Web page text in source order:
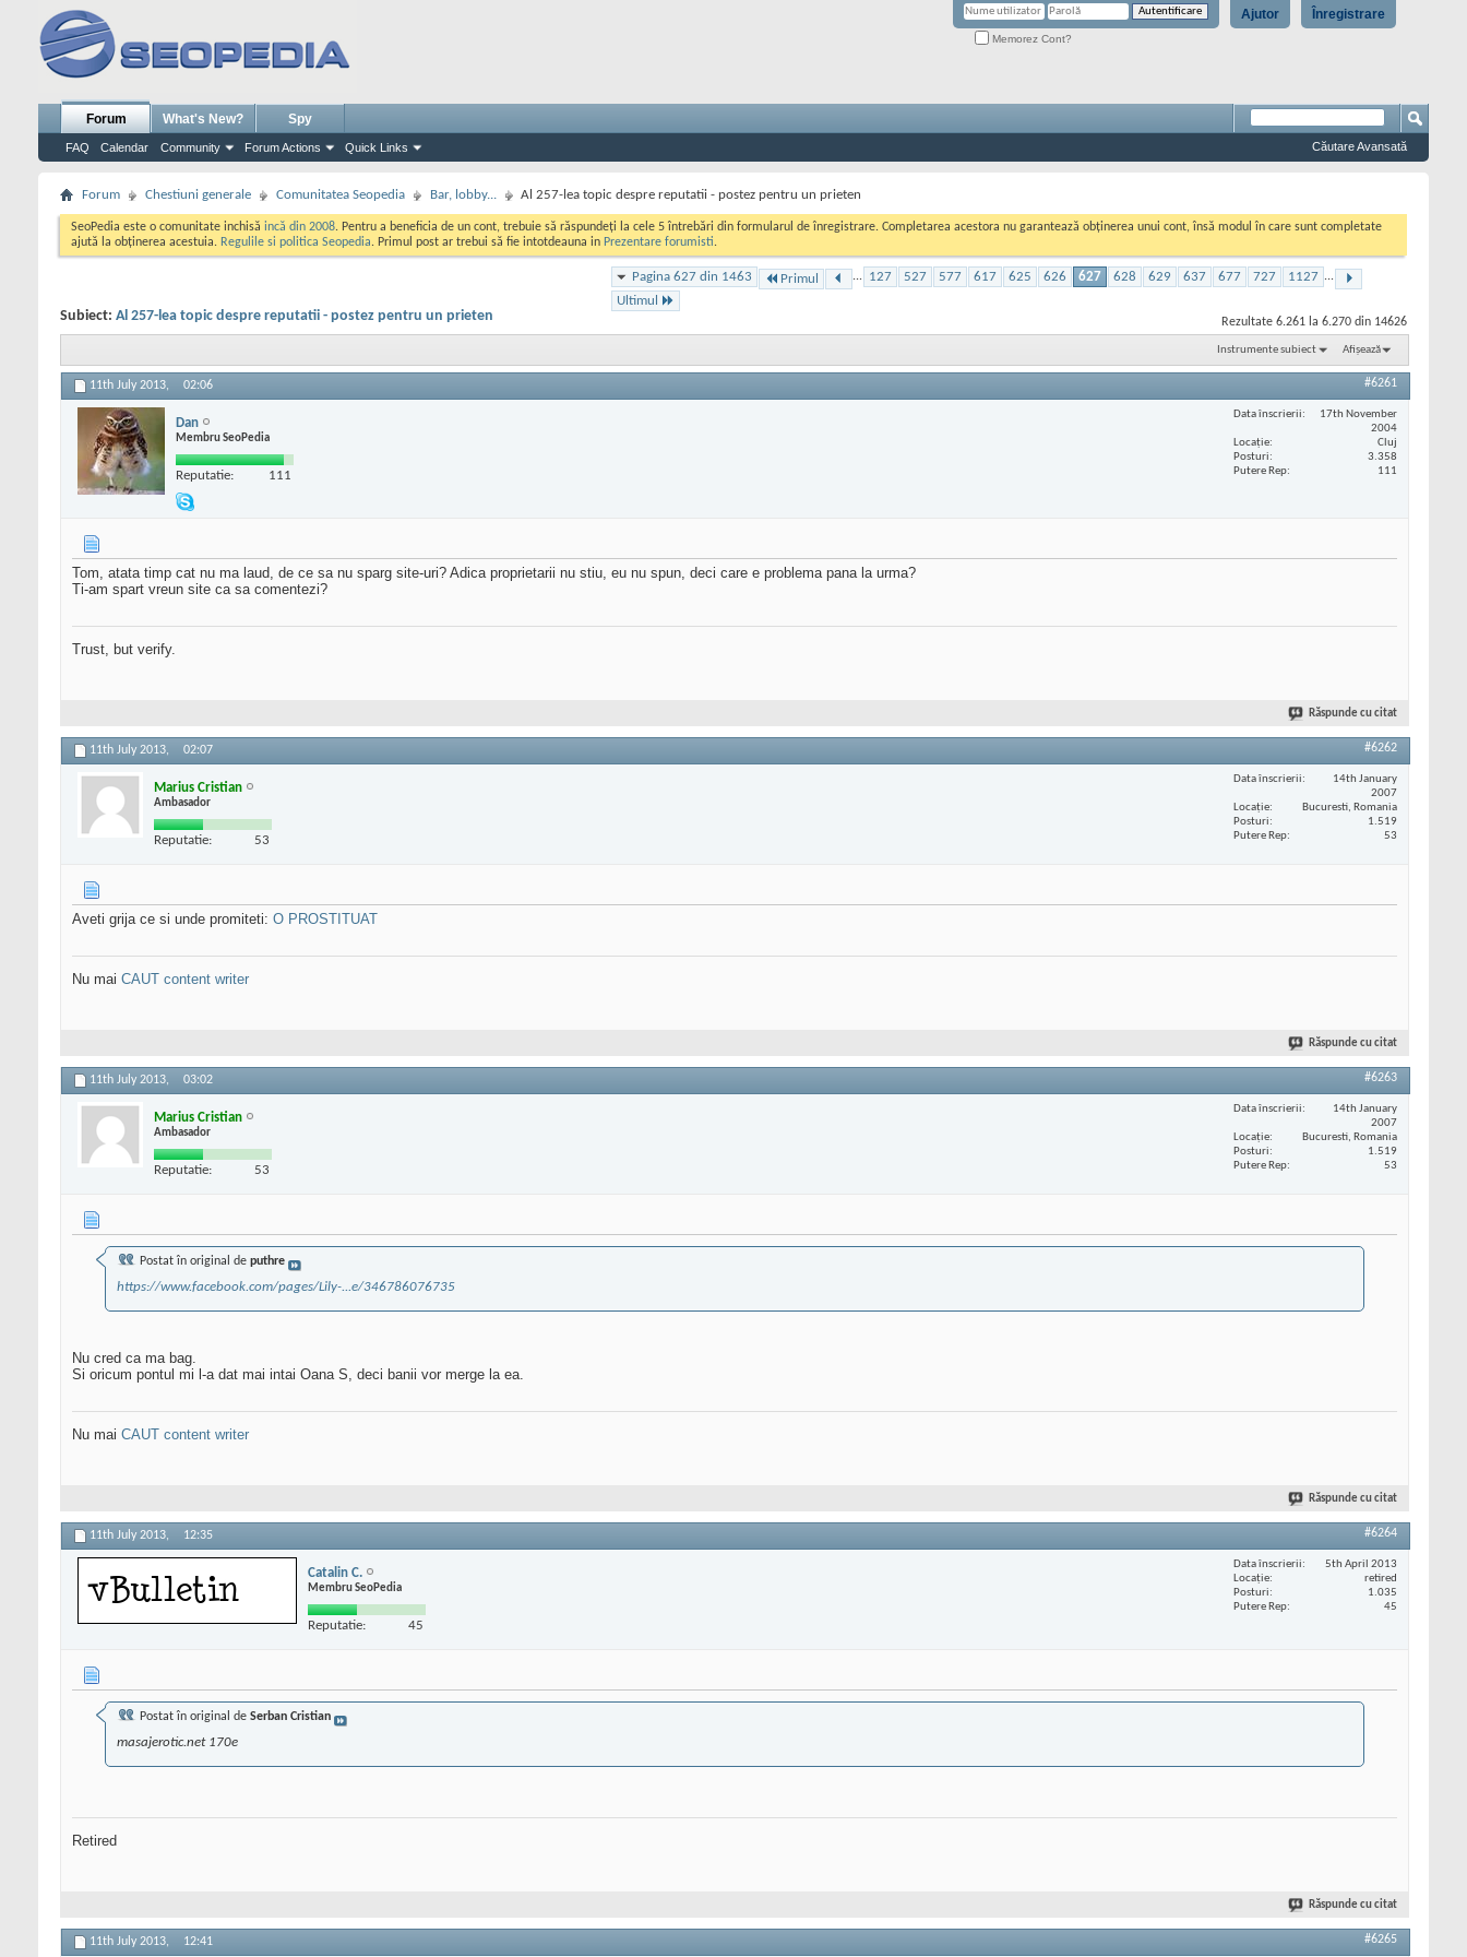
Înregistrare
Ajutor
Memorez Cont?
Forum
FAQ Calendar Community Forum Actions Quick Links
What's New? Spy
Căutare Avansată
Forum Chestiuni generale Comunitatea Seopedia Bar, lobby... Al 257-lea topic despre reputatii - postez pentru un prieten
SeoPedia este o comunitate inchisă incă din 2008. Pentru a beneficia de un cont, trebuie să răspundeți la cele 5 întrebări din formularul de înregistrare. Completarea acestora nu garantează obținerea unui cont, însă modul în care sunt completate
ajută la obținerea acestuia. Regulile si politica Seopedia. Primul post ar trebui să fie intotdeauna in Prezentare forumisti.
Pagina 627 din 1463 Primul ... 127 527 577 617 625 626 627 628 629 637 677 727 1127 ...
Ultimul
Rezultate 6.261 la 6.270 din 14626
Subiect: Al 257-lea topic despre reputatii - postez pentru un prieten
Instrumente subiect Afișează
11th July 2013, 02:06 #6261
Dan
Membru SeoPedia
Reputatie: 111
Data înscrierii
17th November
2004
Locaţie
Cluj
Posturi
3.358
Putere Rep
111
Tom, atata timp cat nu ma laud, de ce sa nu sparg site-uri? Adica proprietarii nu stiu, eu nu spun, deci care e problema pana la urma?
Ti-am spart vreun site ca sa comentezi?
Trust, but verify.
Răspunde cu citat
11th July 2013, 02:07 #6262
Marius Cristian
Ambasador
Reputatie: 53
Data înscrierii
14th January
2007
Locaţie
Bucuresti, Romania
Posturi
1.519
Putere Rep
53
Aveti grija ce si unde promiteti: O PROSTITUAT
Nu mai CAUT content writer
Răspunde cu citat
11th July 2013, 03:02 #6263
Marius Cristian
Ambasador
Reputatie: 53
Data înscrierii
14th January
2007
Locaţie
Bucuresti, Romania
Posturi
1.519
Putere Rep
53
Postat în original de puthre
https://www.facebook.com/pages/Lily-...e/346786076735
Nu cred ca ma bag.
Si oricum pontul mi l-a dat mai intai Oana S, deci banii vor merge la ea.
Nu mai CAUT content writer
Răspunde cu citat
11th July 2013, 12:35 #6264
Catalin C.
Membru SeoPedia
Reputatie: 45
Data înscrierii
5th April 2013
Locaţie
retired
Posturi
1.035
Putere Rep
45
Postat în original de Serban Cristian
masajerotic.net 170e
Retired
Răspunde cu citat
11th July 2013, 12:41 #6265